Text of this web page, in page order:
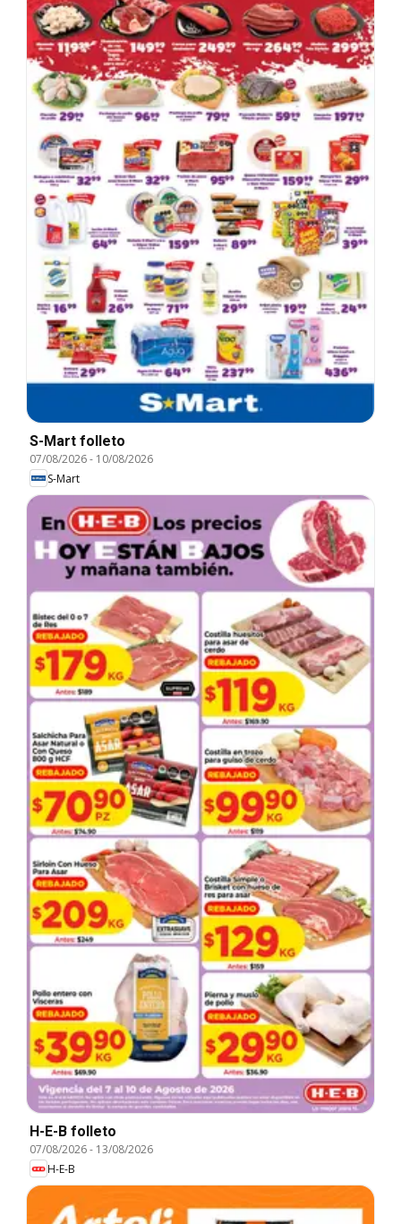
S-Mart folleto
07/08/2026- 10/08/2026
S-Mart
H-E-B folleto
07/08/2026- 13/08/2026
H-E-B